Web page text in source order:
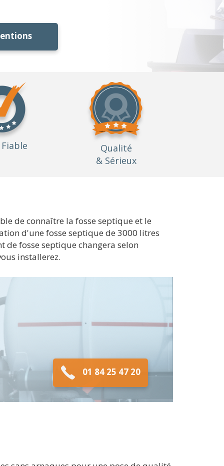
Fiable
Qualité
& Sérieux
de connaître la fosse septique et le
d'une fosse septique de 3000 litres
de fosse septique changera selon
installerez.
01 84 25 47 20